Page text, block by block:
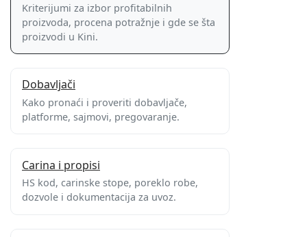
Kriterijumi za izbor profitabilnih
proizvoda, procena potražnje i gde se šta
proizvodi u Kini.
Dobavljači
Kako pronaći i proveriti dobavljače,
platforme, sajmovi, pregovaranje.
Carina i propisi
HS kod, carinske stope, poreklo robe,
dozvole i dokumentacija za uvoz.